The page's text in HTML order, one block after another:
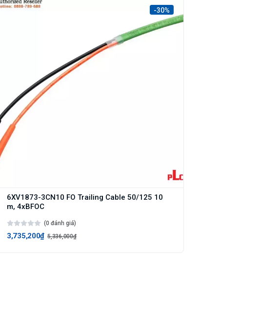
-30%
6XV1873-3CN10 FO Trailing Cable 50/125 10
m, 4xBFOC
(0 đánh giá)
3,735,200₫ 5,336,000₫